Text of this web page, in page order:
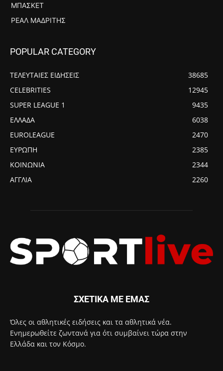
ΜΠΆΣΚΕΤ
ΡΕΆΛ ΜΑΔΡΊΤΗΣ
POPULAR CATEGORY
ΤΕΛΕΥΤΑΙΕΣ ΕΙΔΗΣΕΙΣ
38685
CELEBRITIES
12945
SUPER LEAGUE 1
9435
ΕΛΛΑΔΑ
6038
EUROLEAGUE
2470
ΕΥΡΩΠΗ
2385
ΚΟΙΝΩΝΙΑ
2344
ΑΓΓΛΙΑ
2260
ΣΧΕΤΙΚΑ ΜΕ ΕΜΑΣ
Όλες οι αθλητικές ειδήσεις και τα αθλητικά νέα.
Ενημερωθείτε ζωντανά για ότι συμβαίνει τώρα στην
Ελλάδα και τον Κόσμο.